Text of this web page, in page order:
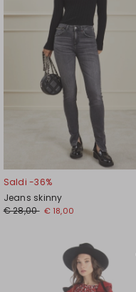
Saldi -36%
Jeans skinny
Prezzo
originale
€ 28,00 Nuovo
prezzo
€ 18,00